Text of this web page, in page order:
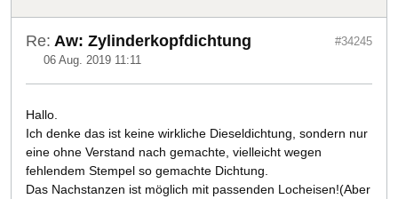
Re: Aw: Zylinderkopfdichtung
06 Aug. 2019 11:11
#34245
Hallo.
Ich denke das ist keine wirkliche Dieseldichtung, sondern nur
eine ohne Verstand nach gemachte, vielleicht wegen
fehlendem Stempel so gemachte Dichtung.
Das Nachstanzen ist möglich mit passenden Locheisen!(Aber